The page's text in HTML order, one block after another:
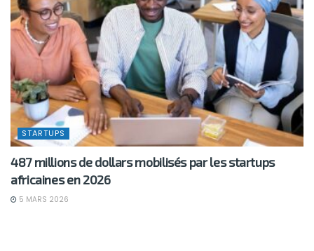
STARTUPS
487 millions de dollars mobilisés par les startups
africaines en 2026
5 MARS 2026